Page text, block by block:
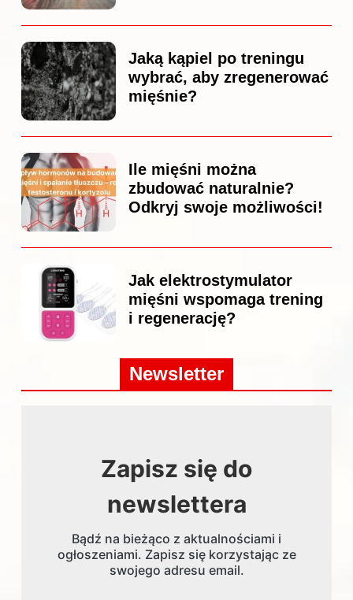
Jaką kąpiel po treningu
wybrać, aby zregenerować
mięśnie?
Ile mięśni można
zbudować naturalnie?
Odkryj swoje możliwości!
Jak elektrostymulator
mięśni wspomaga trening
i regenerację?
Newsletter
Zapisz się do
newslettera
Bądź na bieżąco z aktualnościami i
ogłoszeniami. Zapisz się korzystając ze
swojego adresu email.